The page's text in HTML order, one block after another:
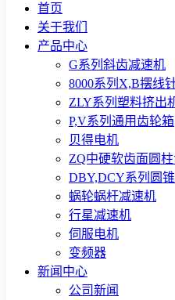
首页
关于我们
产品中心
G系列斜齿减速机
8000系列X,B摆线
ZLY系列塑料挤出
P,V系列通用齿轮箱
贝得电机
ZQ中硬软齿面圆
DBY,DCY系列圆
蜗轮蜗杆减速机
行星减速机
伺服电机
变频器
新闻中心
公司新闻